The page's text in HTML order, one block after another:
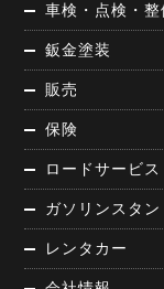
車検・点検・整
鈑金塗装
販売
保険
ロードサービス
ガソリンスタン
レンタカー